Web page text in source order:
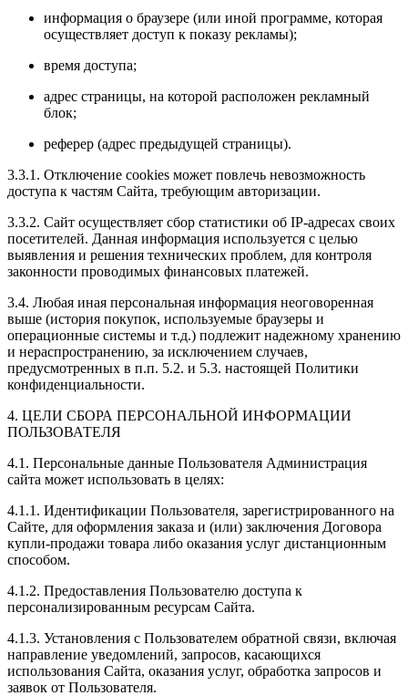
информация о браузере (или иной программе, которая
осуществляет доступ к показу рекламы);
время доступа;
адрес страницы, на которой расположен рекламный
блок;
реферер (адрес предыдущей страницы).
3.3.1. Отключение cookies может повлечь невозможность
доступа к частям Сайта, требующим авторизации.
3.3.2. Сайт осуществляет сбор статистики об IP-адресах своих
посетителей. Данная информация используется с целью
выявления и решения технических проблем, для контроля
законности проводимых финансовых платежей.
3.4. Любая иная персональная информация неоговоренная
выше (история покупок, используемые браузеры и
операционные системы и т.д.) подлежит надежному хранению
и нераспространению, за исключением случаев,
предусмотренных в п.п. 5.2. и 5.3. настоящей Политики
конфиденциальности.
4. ЦЕЛИ СБОРА ПЕРСОНАЛЬНОЙ ИНФОРМАЦИИ
ПОЛЬЗОВАТЕЛЯ
4.1. Персональные данные Пользователя Администрация
сайта может использовать в целях:
4.1.1. Идентификации Пользователя, зарегистрированного на
Сайте, для оформления заказа и (или) заключения Договора
купли-продажи товара либо оказания услуг дистанционным
способом.
4.1.2. Предоставления Пользователю доступа к
персонализированным ресурсам Сайта.
4.1.3. Установления с Пользователем обратной связи, включая
направление уведомлений, запросов, касающихся
использования Сайта, оказания услуг, обработка запросов и
заявок от Пользователя.